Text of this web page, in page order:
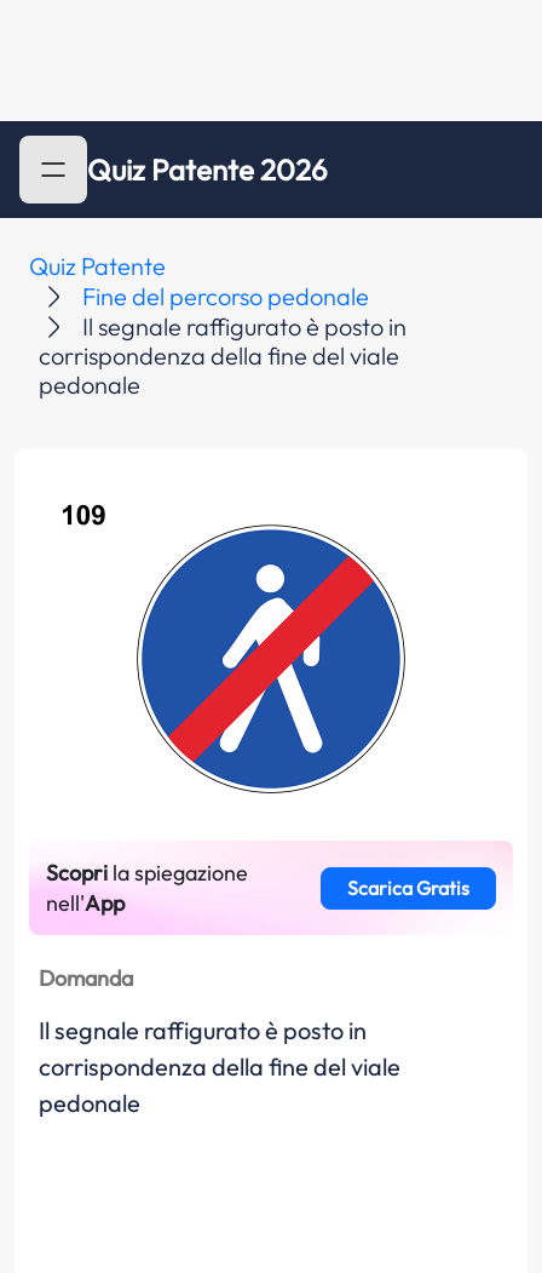
Quiz Patente 2026
Quiz Patente
Fine del percorso pedonale
Il segnale raffigurato è posto in
corrispondenza della fine del viale
pedonale
Scopri la spiegazione
nell'App
Scarica Gratis
Domanda
Il segnale raffigurato è posto in
corrispondenza della fine del viale
pedonale